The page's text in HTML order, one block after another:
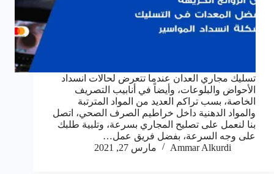
تسليك مجاري العدان عندما تتعرض لحالات انسداد
الأحواض والبلوعات، وأيضاً في أنابيب التصريف
الخاصة، بسب تراكم العديد من المواد المترتبة
والمواد الدهنية داخل خراطيم الصرف الصحي، اتصل
بنا لنعمل على تصليح المجاري بسرعة، وتلبية طلبك
على وجه السرعة، بفضل فريق عمل…
Ammar Alkurdi
مارس 27, 2021